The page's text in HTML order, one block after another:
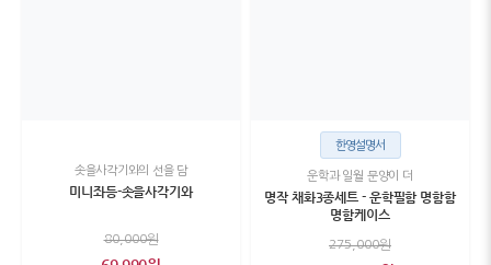
솟을사각기와의 선을 담
미니좌등-솟을사각기와
80,000원
한영설명서
운학과 일월 문양이 더
명작 채화3종세트 - 운학필함 명함함
명함케이스
275,000원